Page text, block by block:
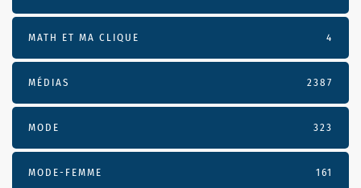
MATH ET MA CLIQUE 4
MÉDIAS 2387
MODE 323
MODE-FEMME 161